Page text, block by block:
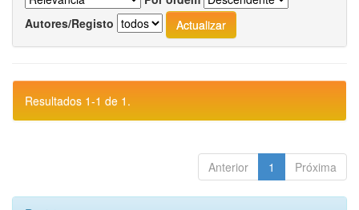
Autores/Registo
Resultados 1-1 de 1.
Anterior 1 Próxima